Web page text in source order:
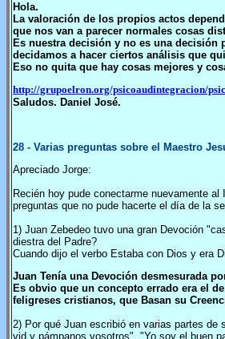
Hola.
La valoración de los propios actos
que nos van a parecer normales cosas
Es nuestra decisión y no es una decisión
decidamos a hacer ciertos análisis que
Eso no quita que hay cosas mejores y
http://grupoelron.org/psicoaudintegracion/
Saludos. Daniel José.
28 - Varias preguntas sobre el Maestro
Apreciado Jorge:
Recién hoy pude conectarme nuevamente
preguntas que no pude hacerte el día de la
1) Juan Zebedeo tuvo una gran Devoción
diestra del Padre?
Cuando dijo el verbo Estaba con Dios y era
Juan Tenía una Devoción desmesurada
Es obvio que un concepto errado era el
feligreses cristianos, que Basan su
2) Por qué Juan escribió en varias partes
vid y pámpanos vosotros", "Yo soy el buen